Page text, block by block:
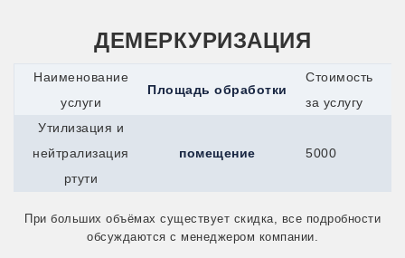
Старая Купавна
Сыктывкар
Тихвин
Торопец
Тосно
Балей
ДЕМЕРКУРИЗАЦИЯ
Наименование
услуги
Площадь обработки
Стоимость
за услугу
Утилизация и
нейтрализация
ртути
помещение 5000
При больших объёмах существует скидка, все подробности
обсуждаются с менеджером компании.